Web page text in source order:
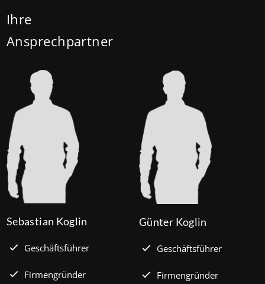
Heute liegt der Zinssatz für ein Darlehen mit 35
Prozent effektiv. (mehr …)
Ihre
Ansprechpartner
Sebastian Koglin
Geschäftsführer
Firmengründer
Günter Koglin
Geschäftsführer
Firmengründer